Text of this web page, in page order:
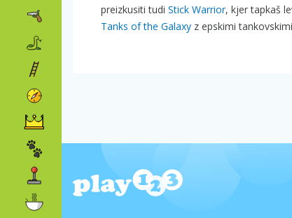
preizkusiti tudi Stick Warrior, kjer tapkaš
Tanks of the Galaxy z epskimi